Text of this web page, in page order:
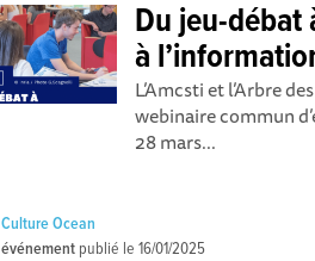
Du jeu-débat
à
L’Amcsti et l’Arbre
webinaire commun
28 mars...
Culture Ocean
événement publié le16/01/2025